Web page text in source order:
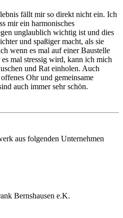
fällt mir so direkt nicht ein. Ich
mir ein harmonisches
unglaublich wichtig ist und dies
und spaßiger macht, als sie
wenn es mal auf einer Baustelle
mal stressig wird, kann ich mich
und Rat einholen. Auch
Ohr und gemeinsame
auch immer sehr schön.
aus folgenden Unternehmen
Bernshausen e.K.